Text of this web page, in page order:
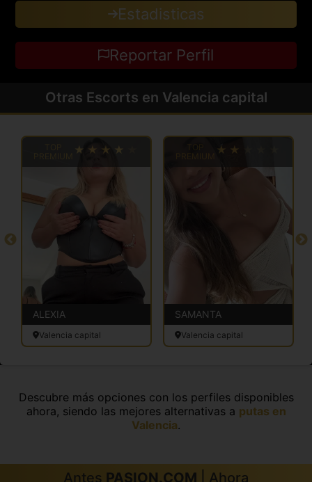
Estadisticas
Reportar Perfil
Otras Escorts en Valencia capital
ALEXIA
Valencia capital
SAMANTA
Valencia capital
PREMIUM
Descubre más opciones con los perfiles disponibles
ahora, siendo las mejores alternativas a putas en
Valencia.
Antes PASION.COM | Ahora